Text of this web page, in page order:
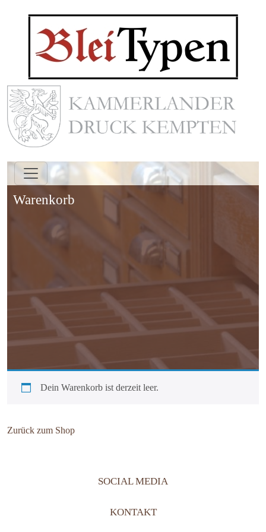
Warenkorb
Dein Warenkorb ist derzeit leer.
Zurück zum Shop
SOCIAL MEDIA
KONTAKT